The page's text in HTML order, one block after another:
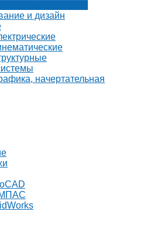
и дизайн
начертательная